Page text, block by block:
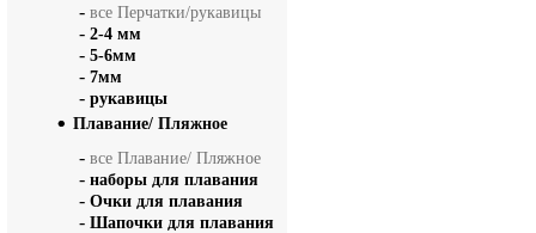
- все Перчатки/рукавицы
- 2-4 мм
- 5-6мм
- 7мм
- рукавицы
Плавание/ Пляжное
- все Плавание/ Пляжное
- наборы для плавания
- Очки для плавания
- Шапочки для плавания